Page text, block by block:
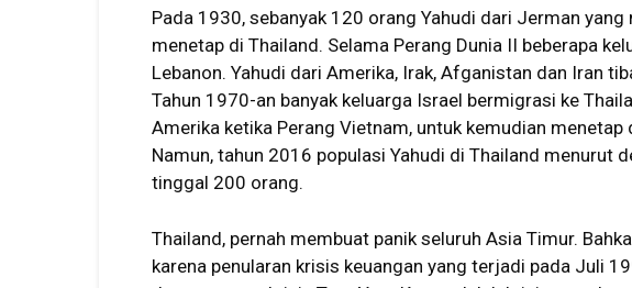
Pada 1930, sebanyak 120 orang Yahudi dari Jerman
menetap di Thailand. Selama Perang Dunia II beberapa
Lebanon. Yahudi dari Amerika, Irak, Afganistan dan Iran
Tahun 1970-an banyak keluarga Israel bermigrasi ke
Amerika ketika Perang Vietnam, untuk kemudian menetap
Namun, tahun 2016 populasi Yahudi di Thailand menurut
tinggal 200 orang.
Thailand, pernah membuat panik seluruh Asia Timur.
karena penularan krisis keuangan yang terjadi pada Juli